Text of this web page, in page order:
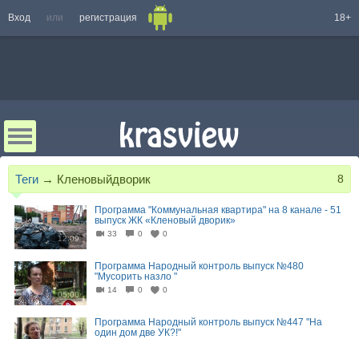
Вход или регистрация 18+
Теги → Кленовыйдворик 8
12:09
Программа "Коммунальная квартира" на 8 канале - 51
выпуск ЖК «Кленовый дворик»
33 0 0
05:00
Программа Народный контроль выпуск №480
"Мусорить назло "
14 0 0
Программа Народный контроль выпуск №447 "На
один дом две УК?!"